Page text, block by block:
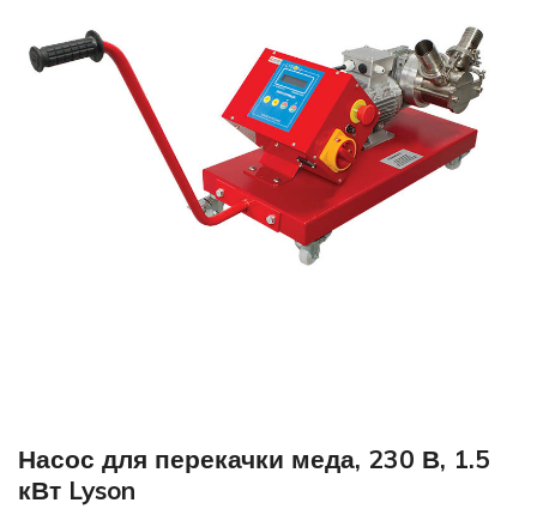
Насос для перекачки меда, 230 В, 1.5
кВт Lyson